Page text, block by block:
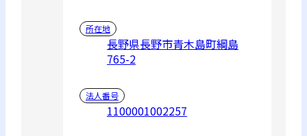
所在地
長野県長野市青木島町綱島
765-2
法人番号
1100001002257